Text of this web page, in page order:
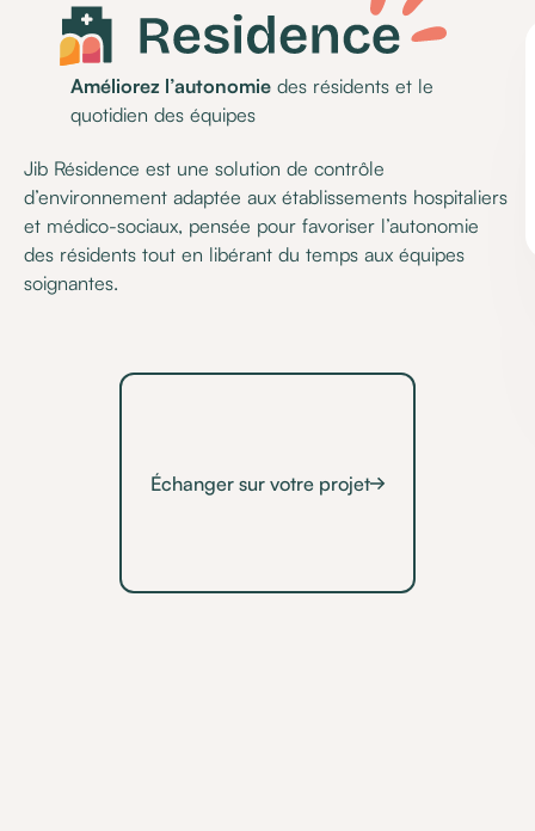
Améliorez l’autonomiedes résidents et le
quotidien des équipes
Jib Résidence est une solution de contrôle
d’environnement adaptée aux établissements hospitaliers
et médico-sociaux, pensée pour favoriser l’autonomie
des résidents tout en libérant du temps aux équipes
soignantes.
Échanger sur votre projet